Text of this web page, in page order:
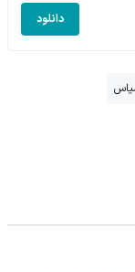
دانلود